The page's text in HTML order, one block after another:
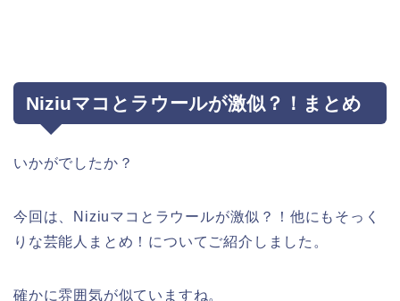
Niziuマコとラウールが激似？！まとめ
いかがでしたか？
今回は、Niziuマコとラウールが激似？！他にもそっく
りな芸能人まとめ！についてご紹介しました。
確かに雰囲気が似ていますね。